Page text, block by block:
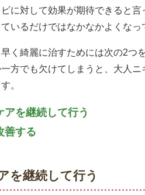
に対して効果が期待できると言
いるだけではなかなかよくなっ
く綺麗に治すためには次の2つ
方でも欠けてしまうと、大人
。
アを継続して行う
善する
を継続して行う